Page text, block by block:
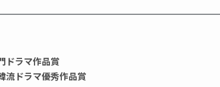
ドラマ作品賞
流ドラマ優秀作品賞